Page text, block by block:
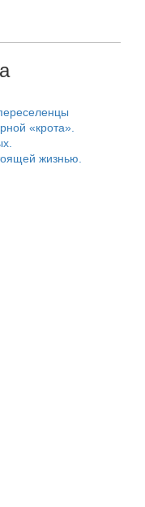
«крота».
жизнью.